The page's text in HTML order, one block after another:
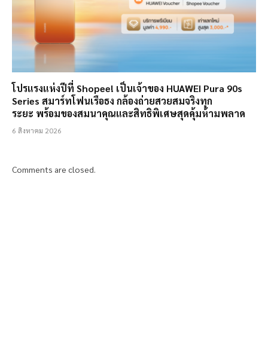
โปรแรงแห่งปีที่ Shopee! เป็นเจ้าของ HUAWEI Pura 90s
Series สมาร์ทโฟนเรือธง กล้องถ่ายสวยสมจริงทุก
ระยะ พร้อมของสมนาคุณและสิทธิพิเศษสุดคุ้มห้ามพลาด
6 สิงหาคม 2026
Comments are closed.